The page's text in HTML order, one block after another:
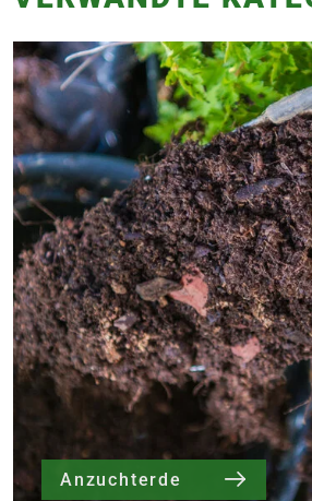
Anzuchterde